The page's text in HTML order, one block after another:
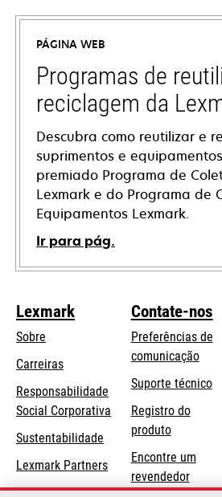
in
new
tab
PÁGINA WEB
Programas de
reciclagem da
Descubra como reutilizar e
suprimentos e
premiado Programa de
Lexmark e do Programa de
Equipamentos Lexmark.
Ir para pág.
Lexmark
Sobre
Carreiras
Responsabilidade
Social Corporativa opens
new
tab
Sustentabilidade
Lexmark Partners
Contate-nos
Preferências de
comunicação
Suporte técnico
Registro do
produto
Encontre um
revendedor